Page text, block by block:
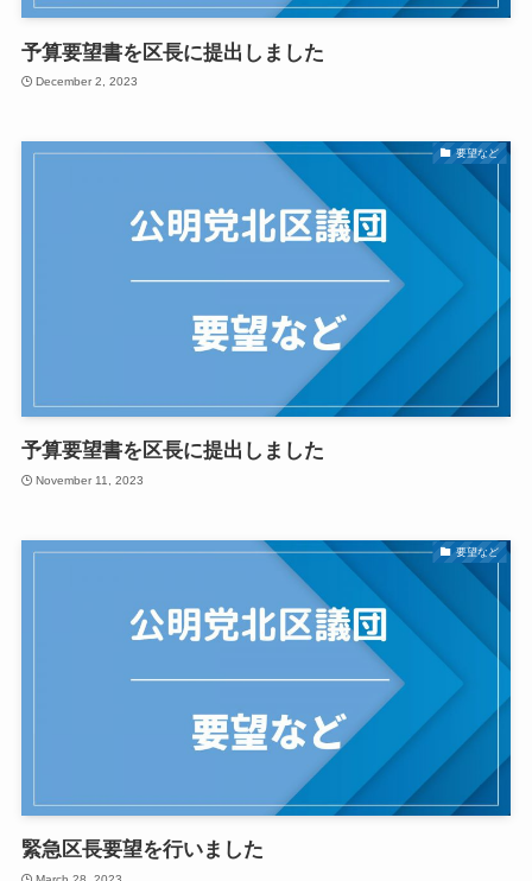
予算要望書を区長に提出しました
December 2, 2023
要望など
予算要望書を区長に提出しました
November 11, 2023
要望など
緊急区長要望を行いました